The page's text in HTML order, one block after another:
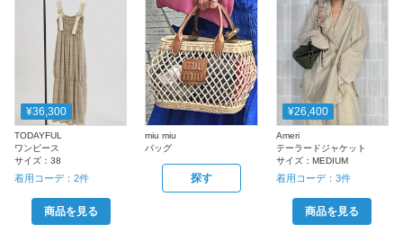
¥36,300
TODAYFUL
ワンピース
サイズ： 38
着用コーデ： 2件
商品を見る
miu miu
バッグ
探す
¥26,400
Ameri
テーラードジャケット
サイズ： MEDIUM
着用コーデ： 3件
商品を見る